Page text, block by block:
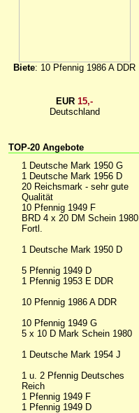
Biete: 10 Pfennig 1986 A DDR
EUR 15,-
Deutschland
TOP-20 Angebote
1 Deutsche Mark 1950 G
1 Deutsche Mark 1956 D
20 Reichsmark - sehr gute
Qualität
10 Pfennig 1949 F
BRD 4 x 20 DM Schein 1980
Fortl.
1 Deutsche Mark 1950 D
5 Pfennig 1949 D
1 Pfennig 1953 E DDR
10 Pfennig 1986 A DDR
10 Pfennig 1949 G
5 x 10 D Mark Schein 1980
1 Deutsche Mark 1954 J
1 u. 2 Pfennig Deutsches
Reich
1 Pfennig 1949 F
1 Pfennig 1949 D